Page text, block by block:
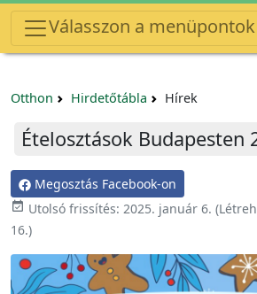
Válasszon a
Otthon Hirdetőtábla Hírek
Ételosztások Budapesten
Megosztás Facebook-on
 Utolsó frissítés: 2025. január 6.
16.)